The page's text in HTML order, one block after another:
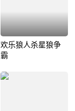
欢乐狼人杀星狼争
霸